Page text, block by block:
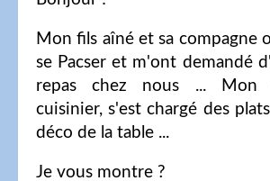
Mon fils aîné et sa compagne
se Pacser et m'ont demandé
repas chez nous ... Mon
cuisinier, s'est chargé des
déco de la table ...
Je vous montre ?